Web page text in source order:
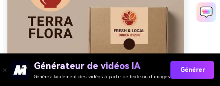
Générateur de vidéos IA
Générez facilement des vidéos à partir de texte ou d’images
Générer